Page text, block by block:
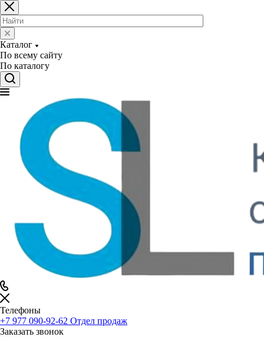
Каталог
По всему сайту
По каталогу
Телефоны
+7 977 090-92-62 Отдел продаж
Заказать звонок